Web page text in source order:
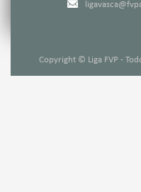
Copyright © Liga FVP -